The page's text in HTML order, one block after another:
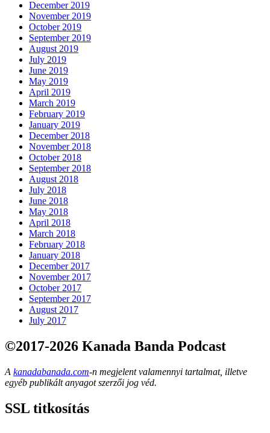
December 2019
November 2019
October 2019
September 2019
August 2019
July 2019
June 2019
May 2019
April 2019
March 2019
February 2019
January 2019
December 2018
November 2018
October 2018
September 2018
August 2018
July 2018
June 2018
May 2018
April 2018
March 2018
February 2018
January 2018
December 2017
November 2017
October 2017
September 2017
August 2017
July 2017
©2017-2026 Kanada Banda Podcast
A kanadabanada.com-n megjelent valamennyi tartalmat, illetve
egyéb publikált anyagot szerzői jog véd.
SSL titkosítás